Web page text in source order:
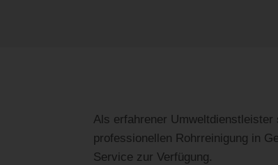
Als erfahrener
professionellen Rohrreinigung in
Service zur Verfügung.